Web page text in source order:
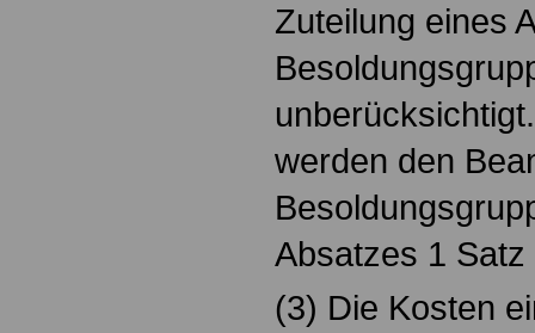
Zuteilung eines
werden den
Absatzes 1
(3) Die Kosten